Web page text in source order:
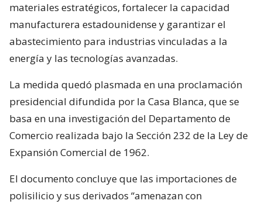
materiales estratégicos, fortalecer la capacidad
manufacturera estadounidense y garantizar el
abastecimiento para industrias vinculadas a la
energía y las tecnologías avanzadas.
La medida quedó plasmada en una proclamación
presidencial difundida por la Casa Blanca, que se
basa en una investigación del Departamento de
Comercio realizada bajo la Sección 232 de la Ley de
Expansión Comercial de 1962.
El documento concluye que las importaciones de
polisilicio y sus derivados “amenazan con